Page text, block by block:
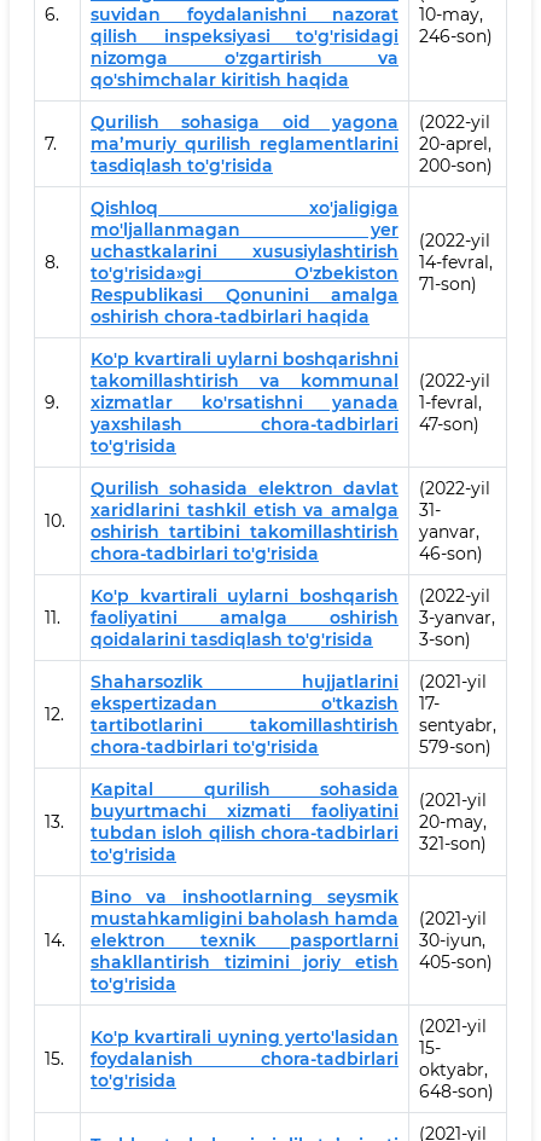
6.
suvidan foydalanishni nazorat
qilish inspeksiyasi to'g'risidagi
nizomga o'zgartirish va
qo'shimchalar kiritish haqida
10-may,
246-son)
7.
Qurilish sohasiga oid yagona
maʼmuriy qurilish reglamentlarini
tasdiqlash to'g'risida
(2022-yil
20-aprel,
200-son)
8.
Qishloq xo'jaligiga
mo'ljallanmagan yer
uchastkalarini xususiylashtirish
to'g'risida»gi O'zbekiston
Respublikasi Qonunini amalga
oshirish chora-tadbirlari haqida
(2022-yil
14-fevral,
71-son)
9.
Ko'p kvartirali uylarni boshqarishni
takomillashtirish va kommunal
xizmatlar ko'rsatishni yanada
yaxshilash chora-tadbirlari
to'g'risida
(2022-yil
1-fevral,
47-son)
10.
Qurilish sohasida elektron davlat
xaridlarini tashkil etish va amalga
oshirish tartibini takomillashtirish
chora-tadbirlari to'g'risida
(2022-yil
31-
yanvar,
46-son)
11.
Ko'p kvartirali uylarni boshqarish
faoliyatini amalga oshirish
qoidalarini tasdiqlash to'g'risida
(2022-yil
3-yanvar,
3-son)
12.
Shaharsozlik hujjatlarini
ekspertizadan o'tkazish
tartibotlarini takomillashtirish
chora-tadbirlari to'g'risida
(2021-yil
17-
sentyabr,
579-son)
13.
Kapital qurilish sohasida
buyurtmachi xizmati faoliyatini
tubdan isloh qilish chora-tadbirlari
to'g'risida
(2021-yil
20-may,
321-son)
14.
Bino va inshootlarning seysmik
mustahkamligini baholash hamda
elektron texnik pasportlarni
shakllantirish tizimini joriy etish
to'g'risida
(2021-yil
30-iyun,
405-son)
15.
Ko'p kvartirali uyning yerto'lasidan
foydalanish chora-tadbirlari
to'g'risida
(2021-yil
15-
oktyabr,
648-son)
(2021-yil